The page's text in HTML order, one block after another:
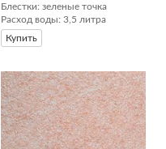
Блестки: зеленые точка
Расход воды: 3,5 литра
Купить